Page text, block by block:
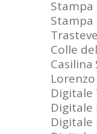
Stampa
Colle
Casilina
Digitale
Digitale